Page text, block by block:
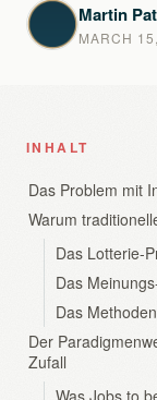
Martin
MARCH
INHALT
Das Problem mit
Warum
Das Lotterie-
Das
Das
Der
Zufall